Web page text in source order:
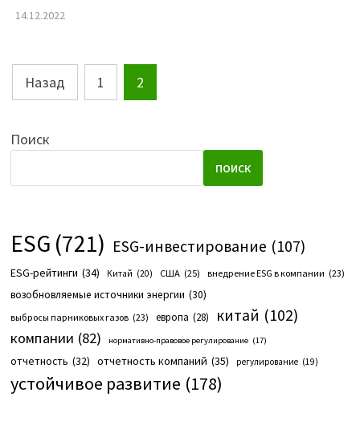
14.12.2022
Пагинация
записей
Назад 1 2
Поиск
ПОИСК
ESG (721) ESG-инвестирование (107)
ESG-рейтинги (34) Китай (20) США (25) внедрение ESG в компании (23)
возобновляемые источники энергии (30)
выбросы парниковых газов (23) европа (28) китай (102)
компании (82) нормативно-правовое регулирование (17)
отчетность (32) отчетность компаний (35) регулирование (19)
устойчивое развитие (178)